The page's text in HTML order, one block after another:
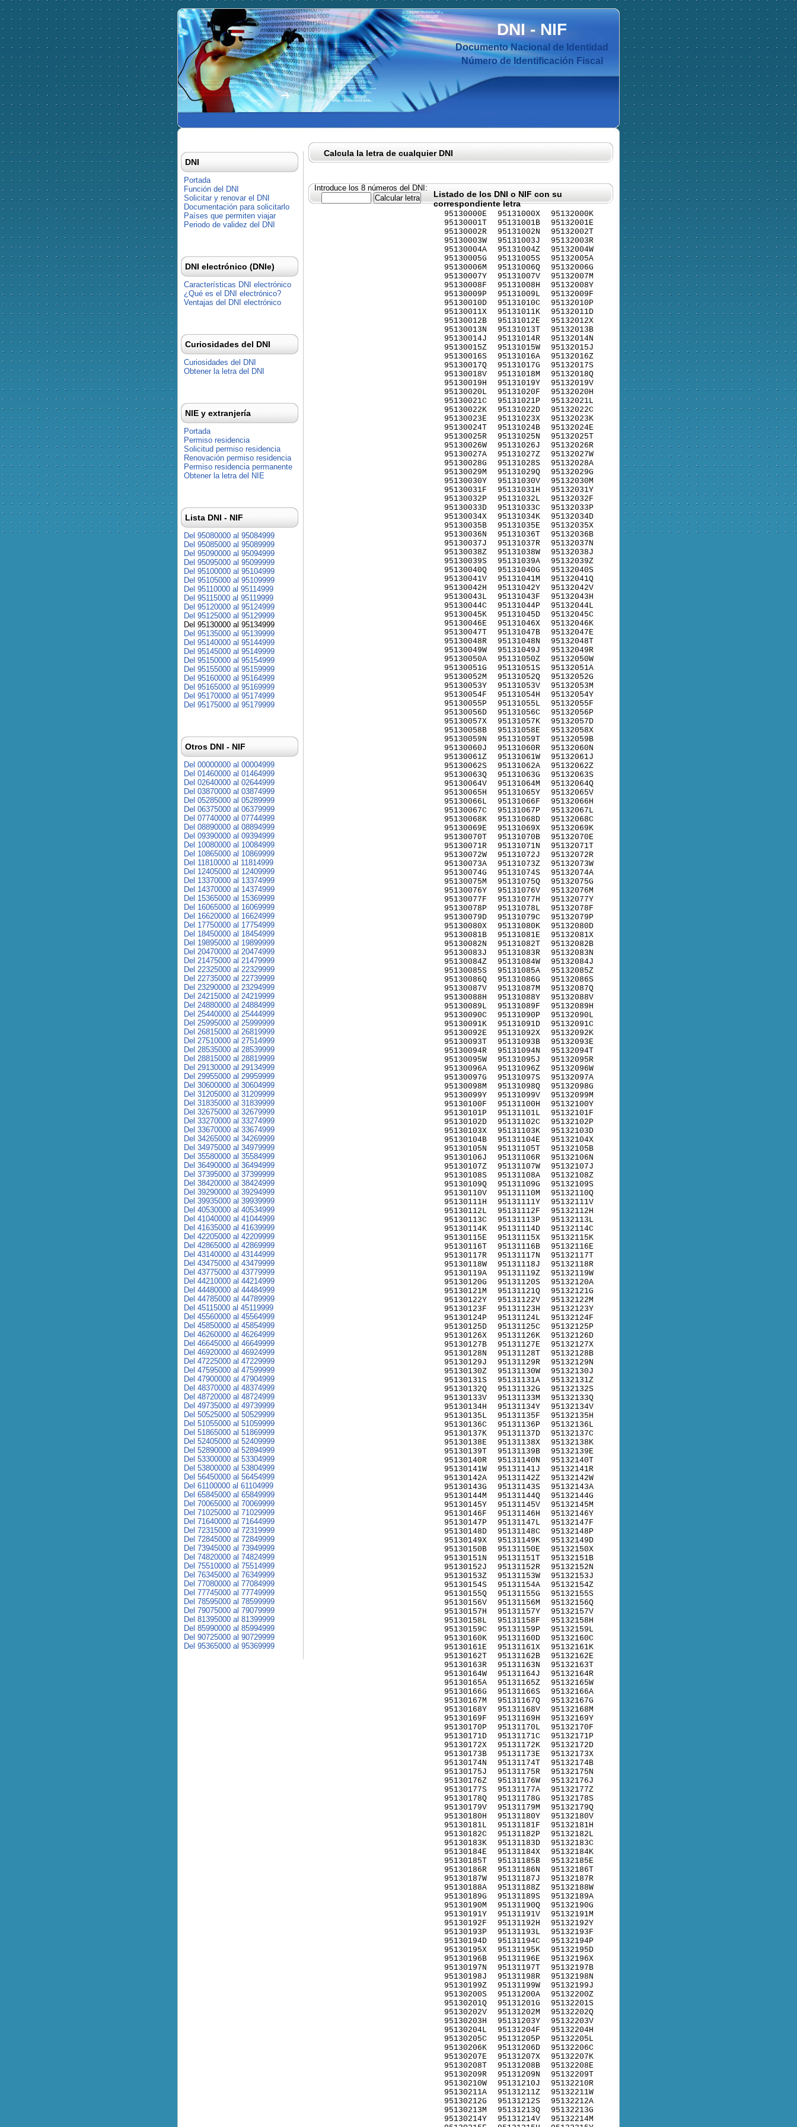
DNI-NIF
Documento Nacional de Identidad
Número de Identificación Fiscal
Calcula la letra de cualquier DNI
Introduce los 8 números del DNI:
Listado de los DNI o NIF con su
correspondiente letra
95130000E
95130001T
95130002R
95130003W
95130004A
95130005G
95130006M
95130007Y
95130008F
95130009P
95130010D
95130011X
95130012B
95130013N
95130014J
95130015Z
95130016S
95130017Q
95130018V
95130019H
95130020L
95130021C
95130022K
95130023E
95130024T
95130025R
95130026W
95130027A
95130028G
95130029M
95130030Y
95130031F
95130032P
95130033D
95130034X
95130035B
95130036N
95130037J
95130038Z
95130039S
95130040Q
95130041V
95130042H
95130043L
95130044C
95130045K
95130046E
95130047T
95130048R
95130049W
95130050A
95130051G
95130052M
95130053Y
95130054F
95130055P
95130056D
95130057X
95130058B
95130059N
95130060J
95130061Z
95130062S
95130063Q
95130064V
95130065H
95130066L
95130067C
95130068K
95130069E
95130070T
95130071R
95130072W
95130073A
95130074G
95130075M
95130076Y
95130077F
95130078P
95130079D
95130080X
95130081B
95130082N
95130083J
95130084Z
95130085S
95130086Q
95130087V
95130088H
95130089L
95130090C
95130091K
95130092E
95130093T
95130094R
95130095W
95130096A
95130097G
95130098M
95130099Y
95130100F
95130101P
95130102D
95130103X
95130104B
95130105N
95130106J
95130107Z
95130108S
95130109Q
95130110V
95130111H
95130112L
95130113C
95130114K
95130115E
95130116T
95130117R
95130118W
95130119A
95130120G
95130121M
95130122Y
95130123F
95130124P
95130125D
95130126X
95130127B
95130128N
95130129J
95130130Z
95130131S
95130132Q
95130133V
95130134H
95130135L
95130136C
95130137K
95130138E
95130139T
95130140R
95130141W
95130142A
95130143G
95130144M
95130145Y
95130146F
95130147P
95130148D
95130149X
95130150B
95130151N
95130152J
95130153Z
95130154S
95130155Q
95130156V
95130157H
95130158L
95130159C
95130160K
95130161E
95130162T
95130163R
95130164W
95130165A
95130166G
95130167M
95130168Y
95130169F
95130170P
95130171D
95130172X
95130173B
95130174N
95130175J
95130176Z
95130177S
95130178Q
95130179V
95130180H
95130181L
95130182C
95130183K
95130184E
95130185T
95130186R
95130187W
95130188A
95130189G
95130190M
95130191Y
95130192F
95130193P
95130194D
95130195X
95130196B
95130197N
95130198J
95130199Z
95130200S
95130201Q
95130202V
95130203H
95130204L
95130205C
95130206K
95130207E
95130208T
95130209R
95130210W
95130211A
95130212G
95130213M
95130214Y
95131000X
95131001B
95131002N
95131003J
95131004Z
95131005S
95131006Q
95131007V
95131008H
95131009L
95131010C
95131011K
95131012E
95131013T
95131014R
95131015W
95131016A
95131017G
95131018M
95131019Y
95131020F
95131021P
95131022D
95131023X
95131024B
95131025N
95131026J
95131027Z
95131028S
95131029Q
95131030V
95131031H
95131032L
95131033C
95131034K
95131035E
95131036T
95131037R
95131038W
95131039A
95131040G
95131041M
95131042Y
95131043F
95131044P
95131045D
95131046X
95131047B
95131048N
95131049J
95131050Z
95131051S
95131052Q
95131053V
95131054H
95131055L
95131056C
95131057K
95131058E
95131059T
95131060R
95131061W
95131062A
95131063G
95131064M
95131065Y
95131066F
95131067P
95131068D
95131069X
95131070B
95131071N
95131072J
95131073Z
95131074S
95131075Q
95131076V
95131077H
95131078L
95131079C
95131080K
95131081E
95131082T
95131083R
95131084W
95131085A
95131086G
95131087M
95131088Y
95131089F
95131090P
95131091D
95131092X
95131093B
95131094N
95131095J
95131096Z
95131097S
95131098Q
95131099V
95131100H
95131101L
95131102C
95131103K
95131104E
95131105T
95131106R
95131107W
95131108A
95131109G
95131110M
95131111Y
95131112F
95131113P
95131114D
95131115X
95131116B
95131117N
95131118J
95131119Z
95131120S
95131121Q
95131122V
95131123H
95131124L
95131125C
95131126K
95131127E
95131128T
95131129R
95131130W
95131131A
95131132G
95131133M
95131134Y
95131135F
95131136P
95131137D
95131138X
95131139B
95131140N
95131141J
95131142Z
95131143S
95131144Q
95131145V
95131146H
95131147L
95131148C
95131149K
95131150E
95131151T
95131152R
95131153W
95131154A
95131155G
95131156M
95131157Y
95131158F
95131159P
95131160D
95131161X
95131162B
95131163N
95131164J
95131165Z
95131166S
95131167Q
95131168V
95131169H
95131170L
95131171C
95131172K
95131173E
95131174T
95131175R
95131176W
95131177A
95131178G
95131179M
95131180Y
95131181F
95131182P
95131183D
95131184X
95131185B
95131186N
95131187J
95131188Z
95131189S
95131190Q
95131191V
95131192H
95131193L
95131194C
95131195K
95131196E
95131197T
95131198R
95131199W
95131200A
95131201G
95131202M
95131203Y
95131204F
95131205P
95131206D
95131207X
95131208B
95131209N
95131210J
95131211Z
95131212S
95131213Q
95131214V
95132000K
95132001E
95132002T
95132003R
95132004W
95132005A
95132006G
95132007M
95132008Y
95132009F
95132010P
95132011D
95132012X
95132013B
95132014N
95132015J
95132016Z
95132017S
95132018Q
95132019V
95132020H
95132021L
95132022C
95132023K
95132024E
95132025T
95132026R
95132027W
95132028A
95132029G
95132030M
95132031Y
95132032F
95132033P
95132034D
95132035X
95132036B
95132037N
95132038J
95132039Z
95132040S
95132041Q
95132042V
95132043H
95132044L
95132045C
95132046K
95132047E
95132048T
95132049R
95132050W
95132051A
95132052G
95132053M
95132054Y
95132055F
95132056P
95132057D
95132058X
95132059B
95132060N
95132061J
95132062Z
95132063S
95132064Q
95132065V
95132066H
95132067L
95132068C
95132069K
95132070E
95132071T
95132072R
95132073W
95132074A
95132075G
95132076M
95132077Y
95132078F
95132079P
95132080D
95132081X
95132082B
95132083N
95132084J
95132085Z
95132086S
95132087Q
95132088V
95132089H
95132090L
95132091C
95132092K
95132093E
95132094T
95132095R
95132096W
95132097A
95132098G
95132099M
95132100Y
95132101F
95132102P
95132103D
95132104X
95132105B
95132106N
95132107J
95132108Z
95132109S
95132110Q
95132111V
95132112H
95132113L
95132114C
95132115K
95132116E
95132117T
95132118R
95132119W
95132120A
95132121G
95132122M
95132123Y
95132124F
95132125P
95132126D
95132127X
95132128B
95132129N
95132130J
95132131Z
95132132S
95132133Q
95132134V
95132135H
95132136L
95132137C
95132138K
95132139E
95132140T
95132141R
95132142W
95132143A
95132144G
95132145M
95132146Y
95132147F
95132148P
95132149D
95132150X
95132151B
95132152N
95132153J
95132154Z
95132155S
95132156Q
95132157V
95132158H
95132159L
95132160C
95132161K
95132162E
95132163T
95132164R
95132165W
95132166A
95132167G
95132168M
95132169Y
95132170F
95132171P
95132172D
95132173X
95132174B
95132175N
95132176J
95132177Z
95132178S
95132179Q
95132180V
95132181H
95132182L
95132183C
95132184K
95132185E
95132186T
95132187R
95132188W
95132189A
95132190G
95132191M
95132192Y
95132193F
95132194P
95132195D
95132196X
95132197B
95132198N
95132199J
95132200Z
95132201S
95132202Q
95132203V
95132204H
95132205L
95132206C
95132207K
95132208E
95132209T
95132210R
95132211W
95132212A
95132213G
95132214M
DNI
Portada
Función del DNI
Solicitar y renovar el DNI
Documentación para solicitarlo
Países que permiten viajar
Periodo de validez del DNI
DNI electrónico (DNIe)
Características DNI electrónico
¿Qué es el DNI electrónico?
Ventajas del DNI electrónico
Curiosidades del DNI
Curiosidades del DNI
Obtener la letra del DNI
NIE y extranjería
Portada
Permiso residencia
Solicitud permiso residencia
Renovación permiso residencia
Permiso residencia permanente
Obtener la letra del NIE
Lista DNI - NIF
Del 95080000 al 95084999
Del 95085000 al 95089999
Del 95090000 al 95094999
Del 95095000 al 95099999
Del 95100000 al 95104999
Del 95105000 al 95109999
Del 95110000 al 95114999
Del 95115000 al 95119999
Del 95120000 al 95124999
Del 95125000 al 95129999
Del 95130000 al 95134999
Del 95135000 al 95139999
Del 95140000 al 95144999
Del 95145000 al 95149999
Del 95150000 al 95154999
Del 95155000 al 95159999
Del 95160000 al 95164999
Del 95165000 al 95169999
Del 95170000 al 95174999
Del 95175000 al 95179999
Otros DNI - NIF
Del 00000000 al 00004999
Del 01460000 al 01464999
Del 02640000 al 02644999
Del 03870000 al 03874999
Del 05285000 al 05289999
Del 06375000 al 06379999
Del 07740000 al 07744999
Del 08890000 al 08894999
Del 09390000 al 09394999
Del 10080000 al 10084999
Del 10865000 al 10869999
Del 11810000 al 11814999
Del 12405000 al 12409999
Del 13370000 al 13374999
Del 14370000 al 14374999
Del 15365000 al 15369999
Del 16065000 al 16069999
Del 16620000 al 16624999
Del 17750000 al 17754999
Del 18450000 al 18454999
Del 19895000 al 19899999
Del 20470000 al 20474999
Del 21475000 al 21479999
Del 22325000 al 22329999
Del 22735000 al 22739999
Del 23290000 al 23294999
Del 24215000 al 24219999
Del 24880000 al 24884999
Del 25440000 al 25444999
Del 25995000 al 25999999
Del 26815000 al 26819999
Del 27510000 al 27514999
Del 28535000 al 28539999
Del 28815000 al 28819999
Del 29130000 al 29134999
Del 29955000 al 29959999
Del 30600000 al 30604999
Del 31205000 al 31209999
Del 31835000 al 31839999
Del 32675000 al 32679999
Del 33270000 al 33274999
Del 33670000 al 33674999
Del 34265000 al 34269999
Del 34975000 al 34979999
Del 35580000 al 35584999
Del 36490000 al 36494999
Del 37395000 al 37399999
Del 38420000 al 38424999
Del 39290000 al 39294999
Del 39935000 al 39939999
Del 40530000 al 40534999
Del 41040000 al 41044999
Del 41635000 al 41639999
Del 42205000 al 42209999
Del 42865000 al 42869999
Del 43140000 al 43144999
Del 43475000 al 43479999
Del 43775000 al 43779999
Del 44210000 al 44214999
Del 44480000 al 44484999
Del 44785000 al 44789999
Del 45115000 al 45119999
Del 45560000 al 45564999
Del 45850000 al 45854999
Del 46260000 al 46264999
Del 46645000 al 46649999
Del 46920000 al 46924999
Del 47225000 al 47229999
Del 47595000 al 47599999
Del 47900000 al 47904999
Del 48370000 al 48374999
Del 48720000 al 48724999
Del 49735000 al 49739999
Del 50525000 al 50529999
Del 51055000 al 51059999
Del 51865000 al 51869999
Del 52405000 al 52409999
Del 52890000 al 52894999
Del 53300000 al 53304999
Del 53800000 al 53804999
Del 56450000 al 56454999
Del 61100000 al 61104999
Del 65845000 al 65849999
Del 70065000 al 70069999
Del 71025000 al 71029999
Del 71640000 al 71644999
Del 72315000 al 72319999
Del 72845000 al 72849999
Del 73945000 al 73949999
Del 74820000 al 74824999
Del 75510000 al 75514999
Del 76345000 al 76349999
Del 77080000 al 77084999
Del 77745000 al 77749999
Del 78595000 al 78599999
Del 79075000 al 79079999
Del 81395000 al 81399999
Del 85990000 al 85994999
Del 90725000 al 90729999
Del 95365000 al 95369999